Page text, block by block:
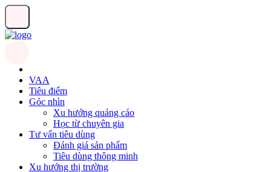
VAA
Tiêu điểm
Góc nhìn
Xu hướng quảng cáo
Học từ chuyên gia
Tư vấn tiêu dùng
Đánh giá sản phẩm
Tiêu dùng thông minh
Xu hướng thị trường